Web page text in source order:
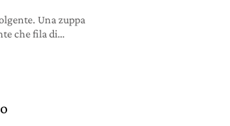
Una zuppa
che fila di
fresco o